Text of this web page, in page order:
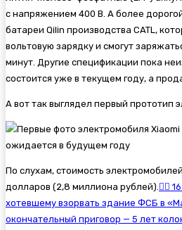
с напряжением 400 В. А более
батареи Qilin производства CATL,
вольтовую зарядку и смогут
минут. Другие спецификации пока
состоится уже в текущем году, а
А вот так выглядел первый прототип
По слухам, стоимость
долларов (2,8 миллиона рублей). 👨‍⚖️
хотевшему взорвать здание ФСБ в
окончательный приговор — 5 лет